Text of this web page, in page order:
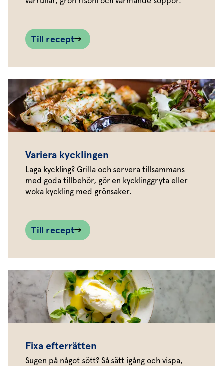
Till recept
Variera kycklingen
Laga kyckling? Grilla och servera tillsammans
med goda tillbehör, gör en kycklinggryta eller
woka kyckling med grönsaker.
Till recept
Fixa efterrätten
Sugen på något sött? Så sätt igång och vispa,